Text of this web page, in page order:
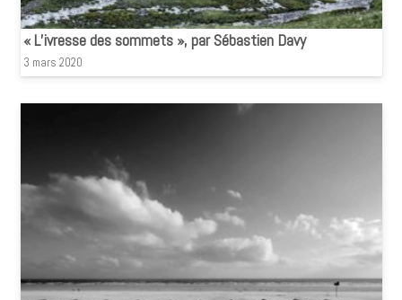
« L’ivresse des sommets », par Sébastien Davy
3 mars 2020